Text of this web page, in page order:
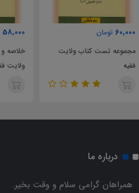
58,000
خلاصه و نکات کلیدی کتاب
درباره ما
همراهان گرامی سلام و وقت بخیر.